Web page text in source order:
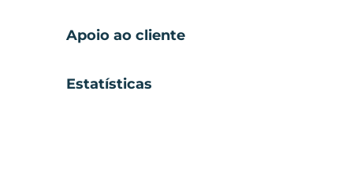
Apoio ao cliente
Estatísticas